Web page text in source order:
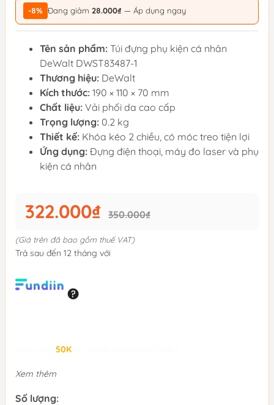
-8% Đang giảm 28.000₫ — Áp dụng ngay
Tên sản phẩm: Túi đựng phụ kiện cá nhân
DeWalt DWST83487-1
Thương hiệu: DeWalt
Kích thước: 190 × 110 × 70 mm
Chất liệu: Vải phối da cao cấp
Trọng lượng: 0.2 kg
Thiết kế: Khóa kéo 2 chiều, có móc treo tiện lợi
Ứng dụng: Đựng điện thoại, máy đo laser và phụ
kiện cá nhân
322.000₫ 350.000₫
(Giá trên đã bao gồm thuế VAT)
Trả sau đến 12 tháng với
50K
Xem thêm
Số lượng: